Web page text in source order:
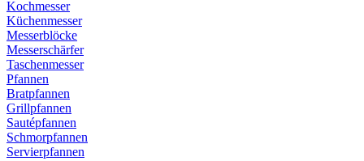
Kochmesser
Küchenmesser
Messerblöcke
Messerschärfer
Taschenmesser
Pfannen
Bratpfannen
Grillpfannen
Sautépfannen
Schmorpfannen
Servierpfannen